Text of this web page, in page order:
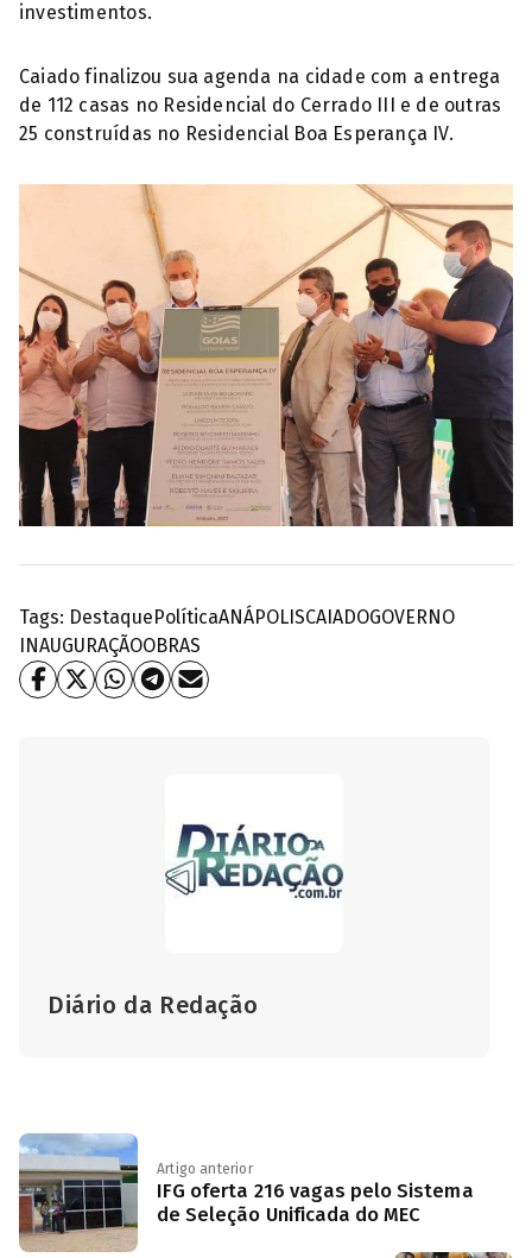
investimentos.
Caiado finalizou sua agenda na cidade com a entrega
de 112 casas no Residencial do Cerrado III e de outras
25 construídas no Residencial Boa Esperança IV.
Tags: DestaquePolíticaANÁPOLISCAIADOGOVERNO
INAUGURAÇÃOOBRAS
Diário da Redação
Artigo anterior
IFG oferta 216 vagas pelo Sistema
de Seleção Unificada do MEC